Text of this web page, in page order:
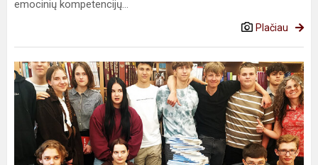
emocinių kompetencijų...
Plačiau
Knygų
bokštas